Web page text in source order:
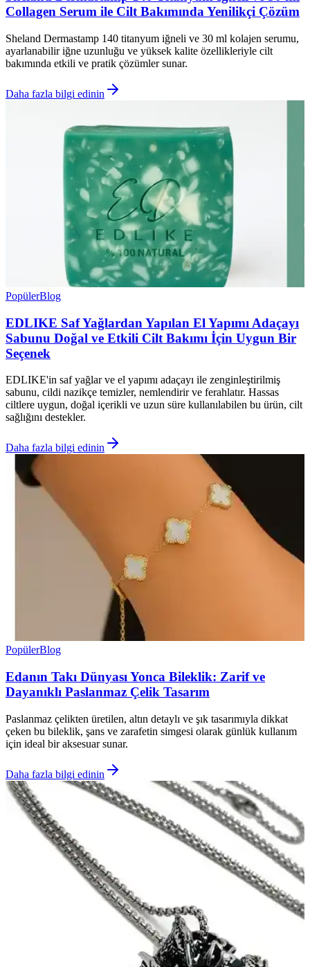
Collagen Serum ile Cilt Bakımında Yenilikçi Çözüm
Sheland Dermastamp 140 titanyum iğneli ve 30 ml kolajen serumu,
ayarlanabilir iğne uzunluğu ve yüksek kalite özellikleriyle cilt
bakımında etkili ve pratik çözümler sunar.
Daha fazla bilgi edinin
PopülerBlog
EDLIKE Saf Yağlardan Yapılan El Yapımı Adaçayı
Sabunu Doğal ve Etkili Cilt Bakımı İçin Uygun Bir
Seçenek
EDLIKE'in saf yağlar ve el yapımı adaçayı ile zenginleştirilmiş
sabunu, cildi nazikçe temizler, nemlendirir ve ferahlatır. Hassas
ciltlere uygun, doğal içerikli ve uzun süre kullanılabilen bu ürün, cilt
sağlığını destekler.
Daha fazla bilgi edinin
PopülerBlog
Edanın Takı Dünyası Yonca Bileklik: Zarif ve
Dayanıklı Paslanmaz Çelik Tasarım
Paslanmaz çelikten üretilen, altın detaylı ve şık tasarımıyla dikkat
çeken bu bileklik, şans ve zarafetin simgesi olarak günlük kullanım
için ideal bir aksesuar sunar.
Daha fazla bilgi edinin